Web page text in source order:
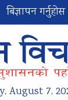
बिज्ञापन गर्नुहोस
August 7,